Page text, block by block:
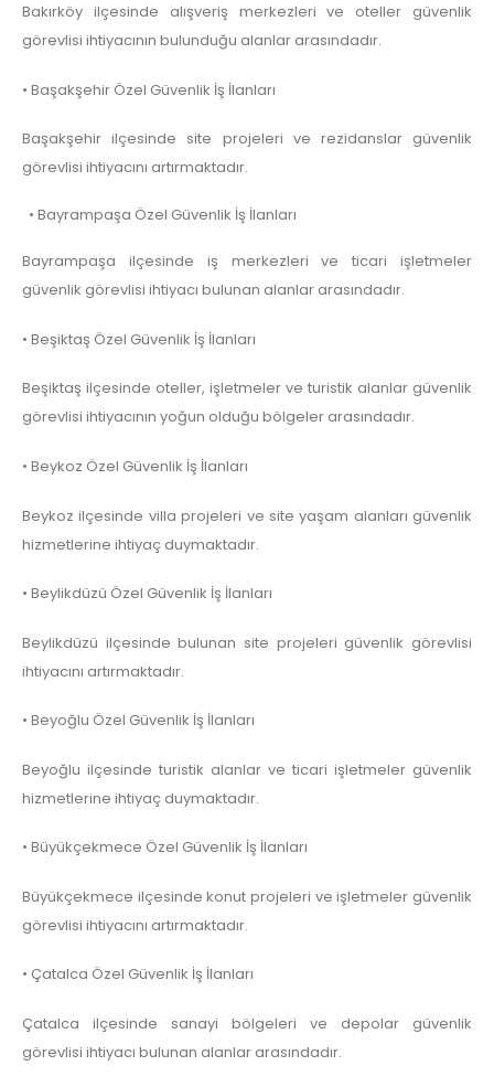
Bakırköy ilçesinde alışveriş merkezleri ve oteller güvenlik
görevlisi ihtiyacının bulunduğu alanlar arasındadır.
• Başakşehir Özel Güvenlik İş İlanları
Başakşehir ilçesinde site projeleri ve rezidanslar güvenlik
görevlisi ihtiyacını artırmaktadır.
• Bayrampaşa Özel Güvenlik İş İlanları
Bayrampaşa ilçesinde iş merkezleri ve ticari işletmeler
güvenlik görevlisi ihtiyacı bulunan alanlar arasındadır.
• Beşiktaş Özel Güvenlik İş İlanları
Beşiktaş ilçesinde oteller, işletmeler ve turistik alanlar güvenlik
görevlisi ihtiyacının yoğun olduğu bölgeler arasındadır.
• Beykoz Özel Güvenlik İş İlanları
Beykoz ilçesinde villa projeleri ve site yaşam alanları güvenlik
hizmetlerine ihtiyaç duymaktadır.
• Beylikdüzü Özel Güvenlik İş İlanları
Beylikdüzü ilçesinde bulunan site projeleri güvenlik görevlisi
ihtiyacını artırmaktadır.
• Beyoğlu Özel Güvenlik İş İlanları
Beyoğlu ilçesinde turistik alanlar ve ticari işletmeler güvenlik
hizmetlerine ihtiyaç duymaktadır.
• Büyükçekmece Özel Güvenlik İş İlanları
Büyükçekmece ilçesinde konut projeleri ve işletmeler güvenlik
görevlisi ihtiyacını artırmaktadır.
• Çatalca Özel Güvenlik İş İlanları
Çatalca ilçesinde sanayi bölgeleri ve depolar güvenlik
görevlisi ihtiyacı bulunan alanlar arasındadır.